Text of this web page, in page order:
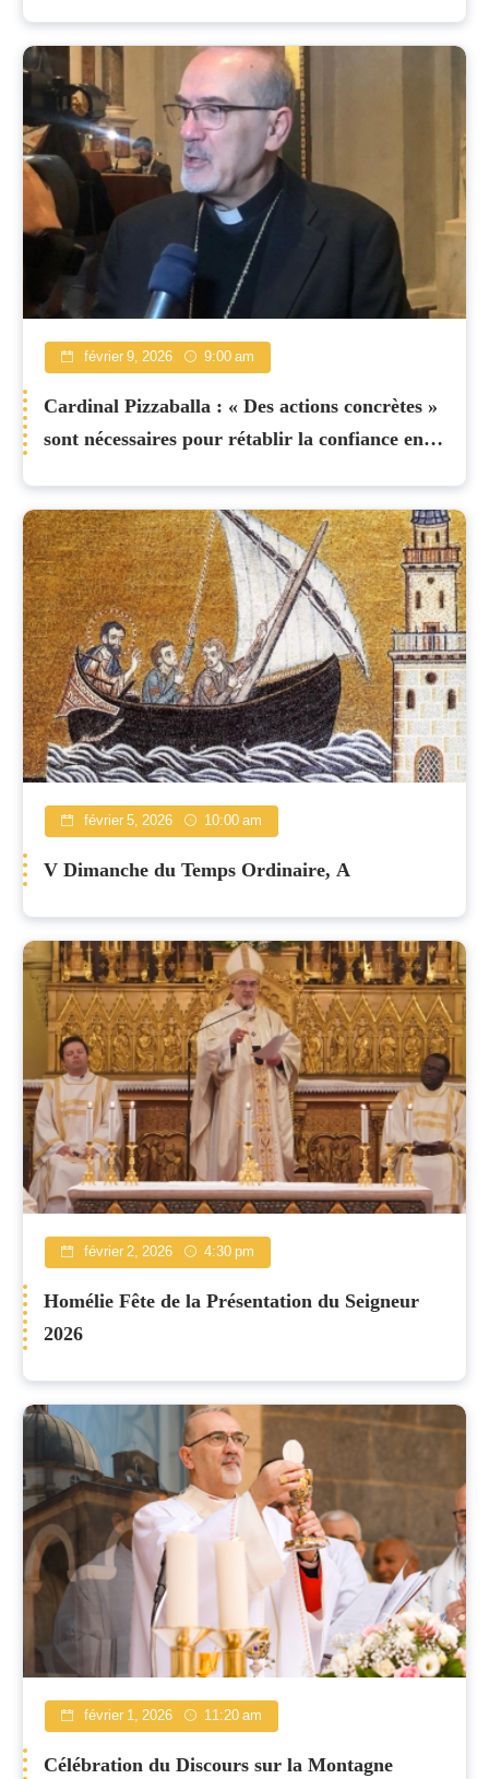
février 9, 2026 9:00 am
Cardinal Pizzaballa : « Des actions concrètes »
sont nécessaires pour rétablir la confiance en
février 5, 2026 10:00 am
V Dimanche du Temps Ordinaire, A
février 2, 2026 4:30 pm
Homélie Fête de la Présentation du Seigneur
2026
février 1, 2026 11:20 am
Célébration du Discours sur la Montagne